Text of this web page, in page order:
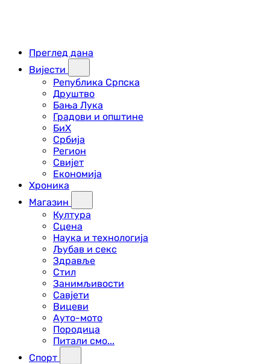
Преглед дана
Вијести
Република Српска
Друштво
Бања Лука
Градови и општине
БиХ
Србија
Регион
Свијет
Економија
Хроника
Магазин
Култура
Сцена
Наука и технологија
Љубав и секс
Здравље
Стил
Занимљивости
Савјети
Вицеви
Ауто-мото
Породица
Питали смо...
Спорт